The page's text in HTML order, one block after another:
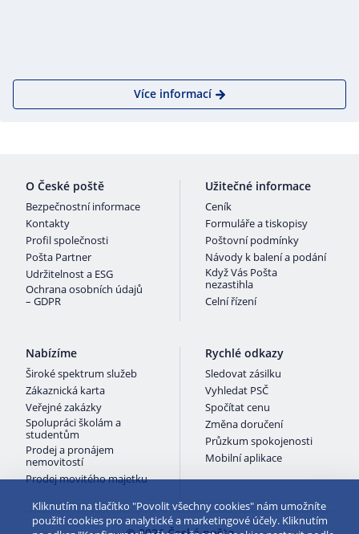
Více informací
O České poště
Bezpečnostní informace
Kontakty
Profil společnosti
Pošta Partner
Udržitelnost a ESG
Ochrana osobních údajů
– GDPR
Užitečné informace
Ceník
Formuláře a tiskopisy
Poštovní podmínky
Návody k balení a podání
Když Vás Pošta
nezastihla
Celní řízení
Nabízíme
Široké spektrum služeb
Zákaznická karta
Veřejné zakázky
Spolupráci školám a
studentům
Prodej a pronájem
nemovitostí
Prodej movitého majetku
Rychlé odkazy
Sledovat zásilku
Vyhledat PSČ
Spočítat cenu
Změna doručení
Průzkum spokojenosti
Mobilní aplikace
Kliknutím na tlačítko "Povolit všechny cookies" nám umožníte
použití cookies pro analytické a marketingové účely. Kliknutím